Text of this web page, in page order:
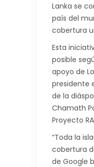
Lanka se
país del
cobertura
Esta
posible
apoyo de
presidente
de la
Chamath
Proyecto
“Toda la
cobertura
de Google